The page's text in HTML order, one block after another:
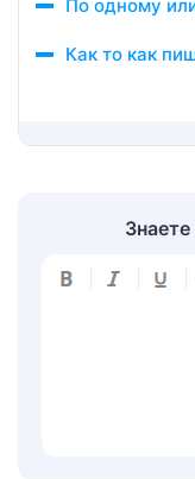
По одному
Как то как